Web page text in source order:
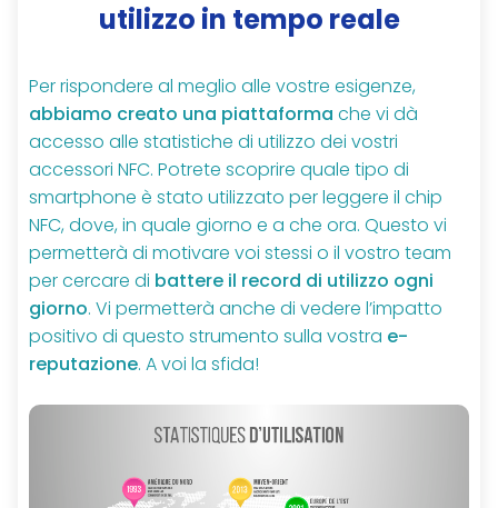
utilizzo in tempo reale
Per rispondere al meglio alle vostre esigenze,
abbiamo creato una piattaforma che vi dà
accesso alle statistiche di utilizzo dei vostri
accessori NFC. Potrete scoprire quale tipo di
smartphone è stato utilizzato per leggere il chip
NFC, dove, in quale giorno e a che ora. Questo vi
permetterà di motivare voi stessi o il vostro team
per cercare di battere il record di utilizzo ogni
giorno. Vi permetterà anche di vedere l’impatto
positivo di questo strumento sulla vostra e-
reputazione. A voi la sfida!